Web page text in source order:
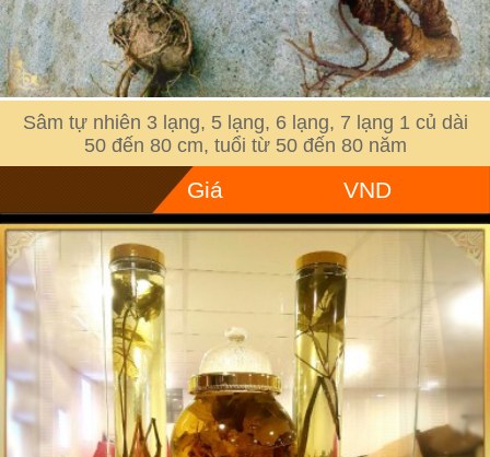
Sâm tự nhiên 3 lạng, 5 lạng, 6 lạng, 7 lạng 1 củ dài
50 đến 80 cm, tuổi từ 50 đến 80 năm
Giá VND